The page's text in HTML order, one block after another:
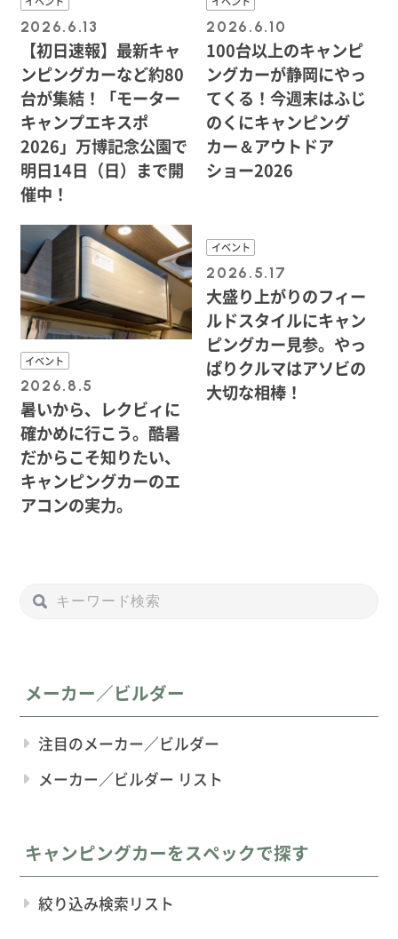
2026.6.13
【初日速報】最新キャ
ンピングカーなど約80
台が集結！「モーター
キャンプエキスポ
2026」万博記念公園で
明日14日（日）まで開
催中！
2026.6.10
100台以上のキャンピ
ングカーが静岡にやっ
てくる！今週末はふじ
のくにキャンピング
カー＆アウトドア
ショー2026
イベント
2026.8.5
暑いから、レクビィに
確かめに行こう。酷暑
だからこそ知りたい、
キャンピングカーのエ
アコンの実力。
イベント
2026.5.17
大盛り上がりのフィー
ルドスタイルにキャン
ピングカー見参。やっ
ぱりクルマはアソビの
大切な相棒！
メーカー／ビルダー
注目のメーカー／ビルダー
メーカー／ビルダー リスト
キャンピングカーをスペックで探す
絞り込み検索リスト